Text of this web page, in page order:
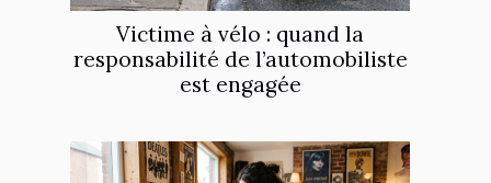
Victime à vélo : quand la
responsabilité de l’automobiliste
est engagée